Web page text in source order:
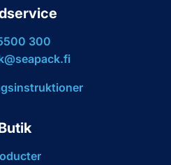
300